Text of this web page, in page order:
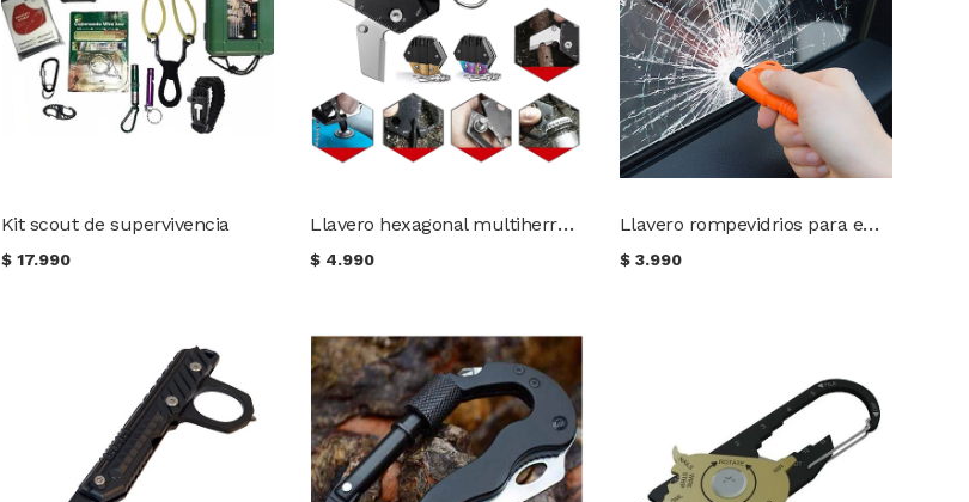
Kit scout de supervivencia
$ 17.990
Llavero hexagonal multiherramienta
$ 4.990
Llavero rompevidrios para emergencia vehicular
$ 3.990